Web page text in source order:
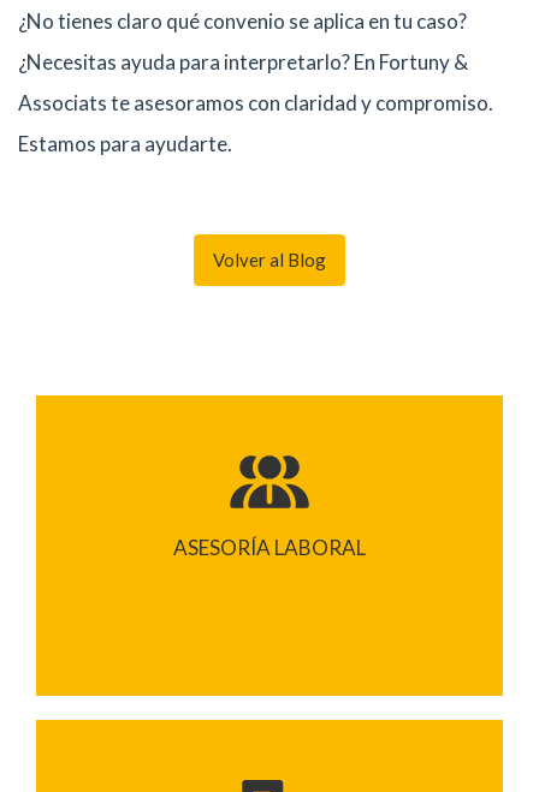
¿No tienes claro qué convenio se aplica en tu caso?
¿Necesitas ayuda para interpretarlo? En Fortuny &
Associats te asesoramos con claridad y compromiso.
Estamos para ayudarte.
Volver al Blog
ASESORÍA LABORAL